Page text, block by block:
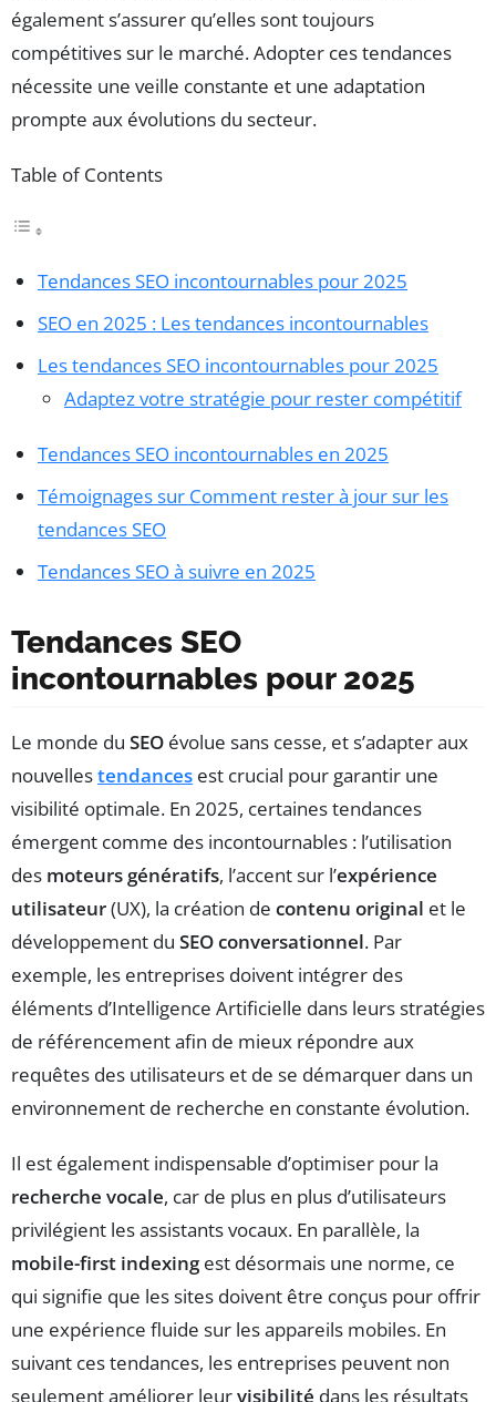
également s’assurer qu’elles sont toujours
compétitives sur le marché. Adopter ces tendances
nécessite une veille constante et une adaptation
prompte aux évolutions du secteur.
Table of Contents
Tendances SEO incontournables pour 2025
SEO en 2025 : Les tendances incontournables
Les tendances SEO incontournables pour 2025
Adaptez votre stratégie pour rester compétitif
Tendances SEO incontournables en 2025
Témoignages sur Comment rester à jour sur les
tendances SEO
Tendances SEO à suivre en 2025
Tendances SEO
incontournables pour 2025
Le monde du SEO évolue sans cesse, et s’adapter aux
nouvellestendances est crucial pour garantir une
visibilité optimale. En 2025, certaines tendances
émergent comme des incontournables : l’utilisation
des moteurs génératifs, l’accent sur l’expérience
utilisateur(UX), la création de contenu original et le
développement du SEO conversationnel. Par
exemple, les entreprises doivent intégrer des
éléments d’Intelligence Artificielle dans leurs stratégies
de référencement afin de mieux répondre aux
requêtes des utilisateurs et de se démarquer dans un
environnement de recherche en constante évolution.
Il est également indispensable d’optimiser pour la
recherche vocale, car de plus en plus d’utilisateurs
privilégient les assistants vocaux. En parallèle, la
mobile-first indexingest désormais une norme, ce
qui signifie que les sites doivent être conçus pour offrir
une expérience fluide sur les appareils mobiles. En
suivant ces tendances, les entreprises peuvent non
seulement améliorer leurvisibilité dans les résultats